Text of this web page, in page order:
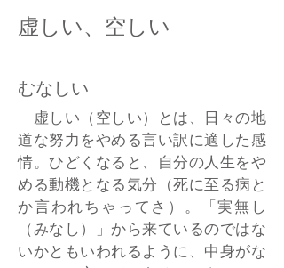
虚しい、空しい
むなしい
虚しい（空しい）とは、日々の地
道な努力をやめる言い訳に適した感
情。ひどくなると、自分の人生をや
める動機となる気分（死に至る病と
か言われちゃってさ）。「実無し
（みなし）」から来ているのではな
いかともいわれるように、中身がな